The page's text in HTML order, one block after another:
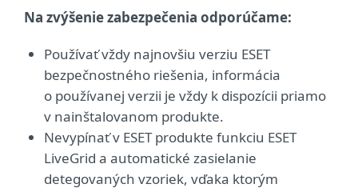
Na zvýšenie zabezpečenia odporúčame:
Používať vždy najnovšiu verziu ESET
bezpečnostného riešenia, informácia
o používanej verzii je vždy k dispozícii priamo
v nainštalovanom produkte.
Nevypínať v ESET produkte funkciu ESET
LiveGrid a automatické zasielanie
detegovaných vzoriek, vďaka ktorým